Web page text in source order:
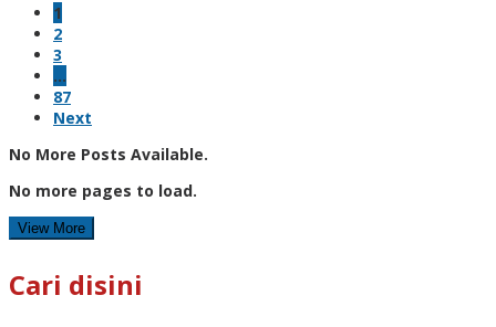
1
2
3
…
87
Next
No More Posts Available.
No more pages to load.
View More
Cari disini